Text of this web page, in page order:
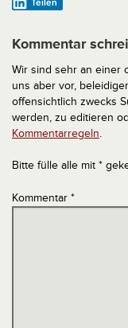
Kommentar
Wir sind sehr an einer
uns aber vor,
offensichtlich zwecks
werden, zu editieren
Kommentarregeln.
Bitte fülle alle mit *
Kommentar *